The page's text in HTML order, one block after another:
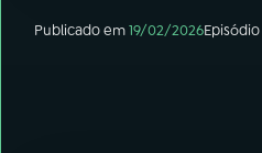
Publicado em19/02/2026Episódio